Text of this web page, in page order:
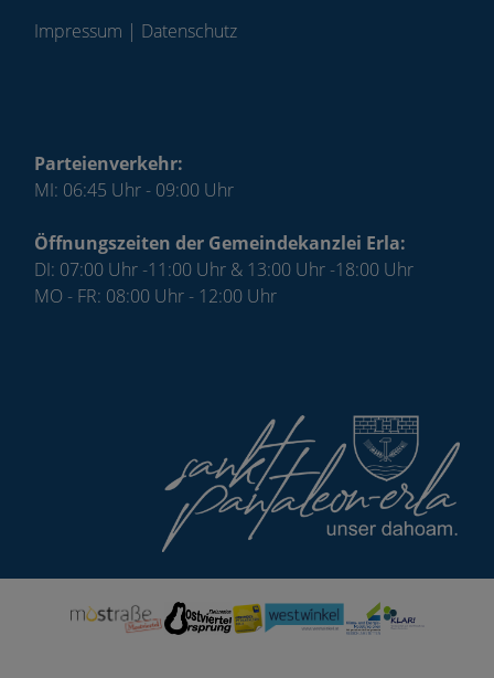
Impressum | Datenschutz
Parteienverkehr:
MI: 06:45 Uhr - 09:00 Uhr
Öffnungszeiten der Gemeindekanzlei Erla:
DI: 07:00 Uhr -11:00 Uhr & 13:00 Uhr -18:00 Uhr
MO - FR: 08:00 Uhr - 12:00 Uhr